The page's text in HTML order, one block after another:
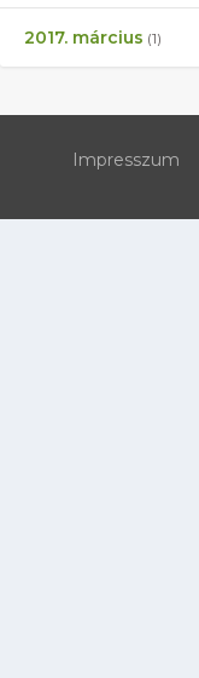
2017. március (1)
Impresszum